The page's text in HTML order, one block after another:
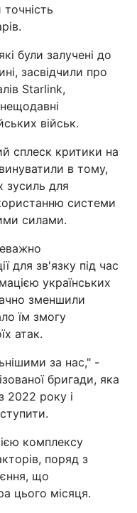
були залучені до
засвідчили про
Starlink,
військ.
сплеск критики на
в тому,
зусиль для
системи
силами.
для зв'язку під час
українських
зменшили
їм змогу
атак.
за нас," -
бригади, яка
2022 року і
комплексу
поряд з
що
цього місяця.